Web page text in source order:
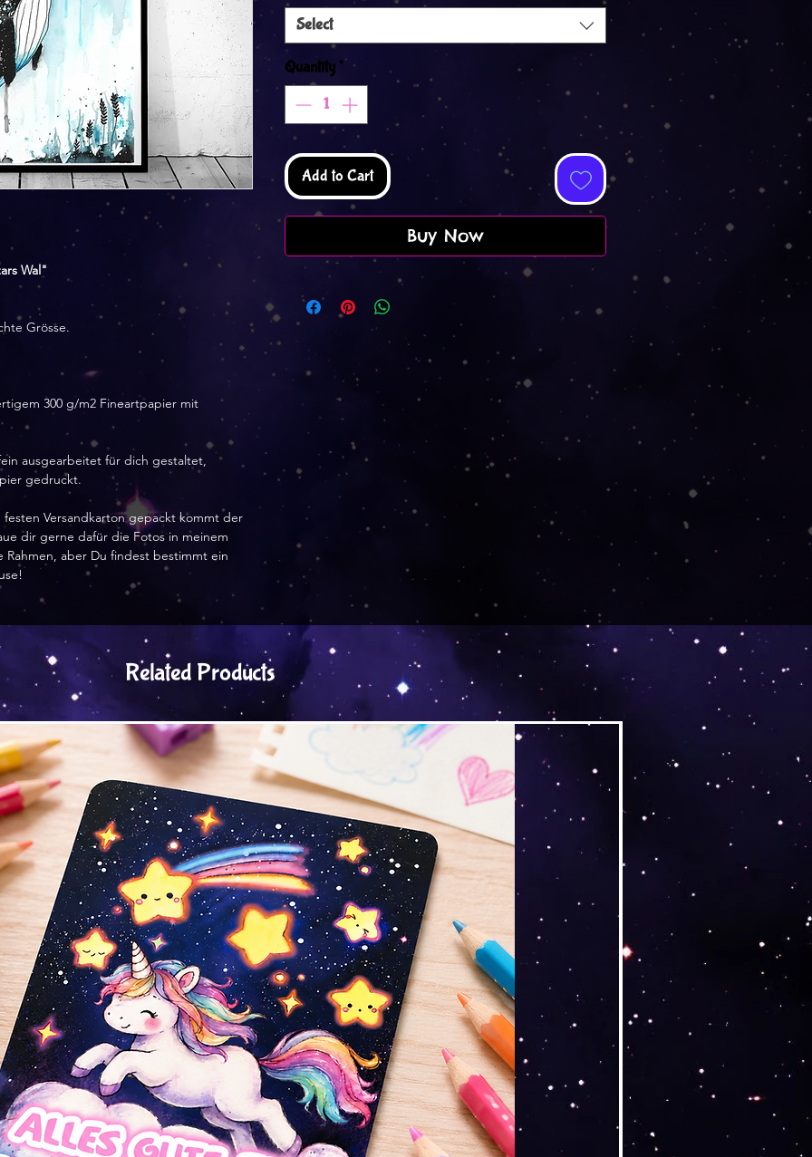
Wal"
Grösse.
300 g/m2 Fineartpapier mit
ausgearbeitet für dich gestaltet,
gedruckt.
Versandkarton gepackt kommt der
dir gerne dafür die Fotos in meinem
aber Du findest bestimmt ein
Select
Quantity*
Add to Cart
Buy Now
Related Products
Versand by Tiny Tami